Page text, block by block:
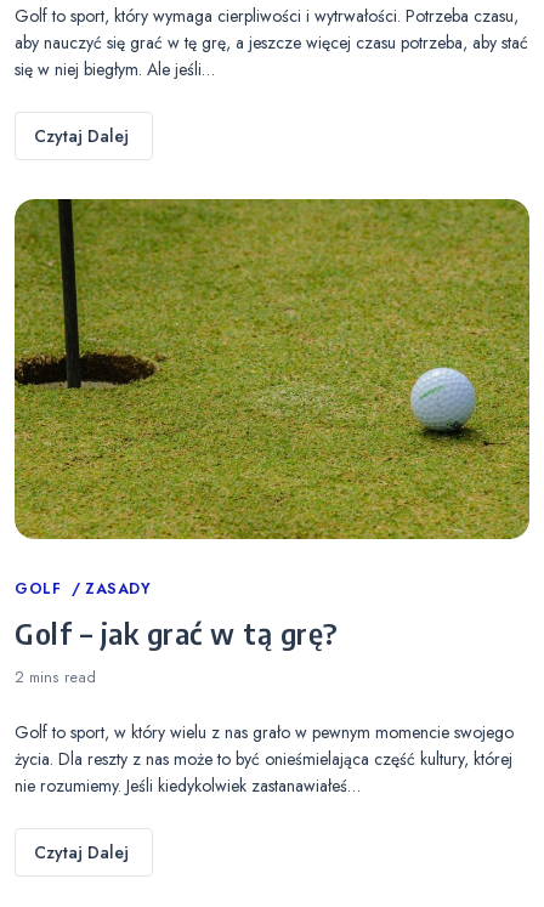
Golf to sport, który wymaga cierpliwości i wytrwałości. Potrzeba czasu,
aby nauczyć się grać w tę grę, a jeszcze więcej czasu potrzeba, aby stać
się w niej biegłym. Ale jeśli…
Czytaj Dalej
Categories
GOLF ZASADY
Golf – jak grać w tą grę?
2 mins read
Golf to sport, w który wielu z nas grało w pewnym momencie swojego
życia. Dla reszty z nas może to być onieśmielająca część kultury, której
nie rozumiemy. Jeśli kiedykolwiek zastanawiałeś…
Czytaj Dalej